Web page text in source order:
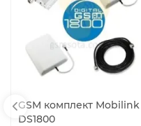
GSM комплект Mobilink
DS1800